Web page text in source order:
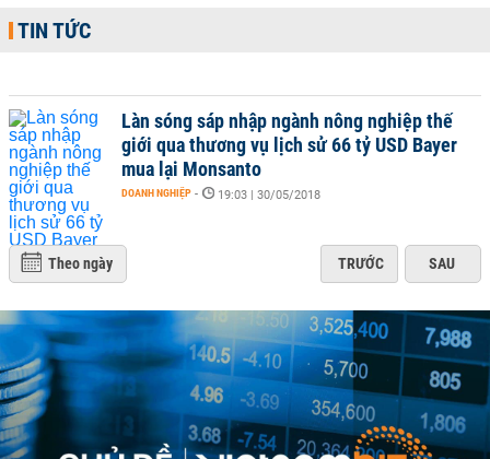
TIN TỨC
Làn sóng sáp nhập ngành nông nghiệp thế
giới qua thương vụ lịch sử 66 tỷ USD Bayer
mua lại Monsanto
DOANH NGHIỆP - 19:03 | 30/05/2018
Theo ngày TRƯỚC SAU